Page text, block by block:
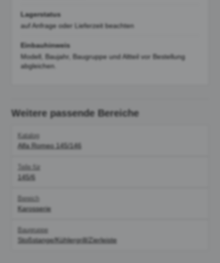
Lagerstatus
auf Anfrage oder Lieferzeit beachten
Einbauhinweis
Modell, Baujahr, Baugruppe und Altteil vor Bestellung
abgleichen.
Weitere passende Bereiche
Katalog
Alfa Romeo 145/146
Teile für
145/6
Bereich
Karosserie
Baugruppe
Stoßstange/Kühlergrill/Zierleiste